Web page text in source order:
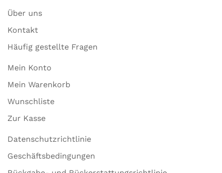
Über uns
Kontakt
Häufig gestellte Fragen
Mein Konto
Mein Warenkorb
Wunschliste
Zur Kasse
Datenschutzrichtlinie
Geschäftsbedingungen